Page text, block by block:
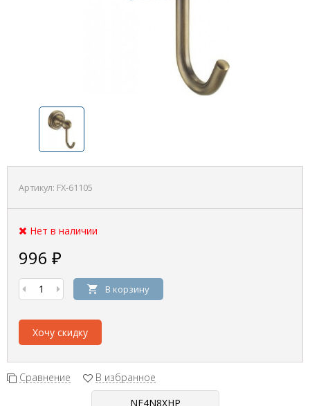
Артикул: FX-61105
Нет в наличии
996 ₽
В корзину
Хочу скидку
Сравнение В избранное